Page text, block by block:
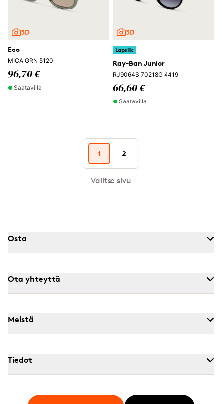
Eco
MICA GRN 5120
96,70 €
Saatavilla
Lapsille
Ray-Ban Junior
RJ9064S 70218G 4419
66,60 €
Saatavilla
1 2
Valitse sivu
Osta
Ota yhteyttä
Meistä
Tiedot